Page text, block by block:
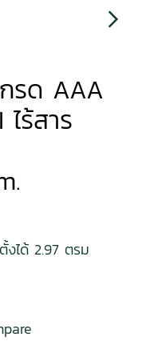
รด AAA
ร้สาร
ได้ 2.97 ตรม